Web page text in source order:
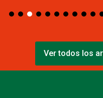
Ver todos los